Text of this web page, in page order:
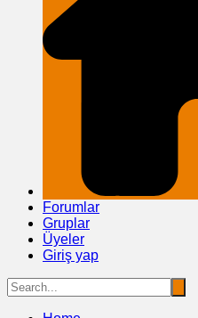
Forumlar
Gruplar
Üyeler
Giriş yap